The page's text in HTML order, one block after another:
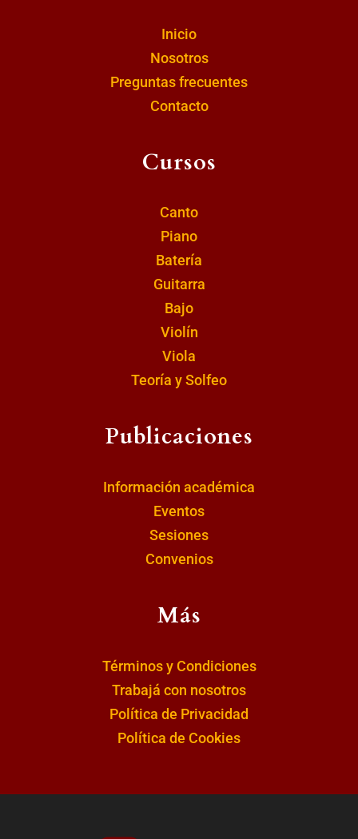
Inicio
Nosotros
Preguntas frecuentes
Contacto
Cursos
Canto
Piano
Batería
Guitarra
Bajo
Violín
Viola
Teoría y Solfeo
Publicaciones
Información académica
Eventos
Sesiones
Convenios
Más
Términos y Condiciones
Trabajá con nosotros
Política de Privacidad
Política de Cookies